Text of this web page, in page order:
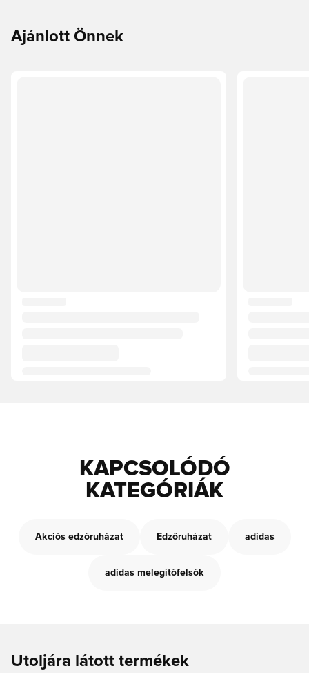
Ajánlott Önnek
KAPCSOLÓDÓ
KATEGÓRIÁK
Akciós edzőruházat Edzőruházat adidas
adidas melegítőfelsők
Utoljára látott termékek